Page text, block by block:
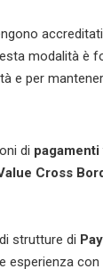
modalità è
e per
di
Cross
strutture di P
esperienza